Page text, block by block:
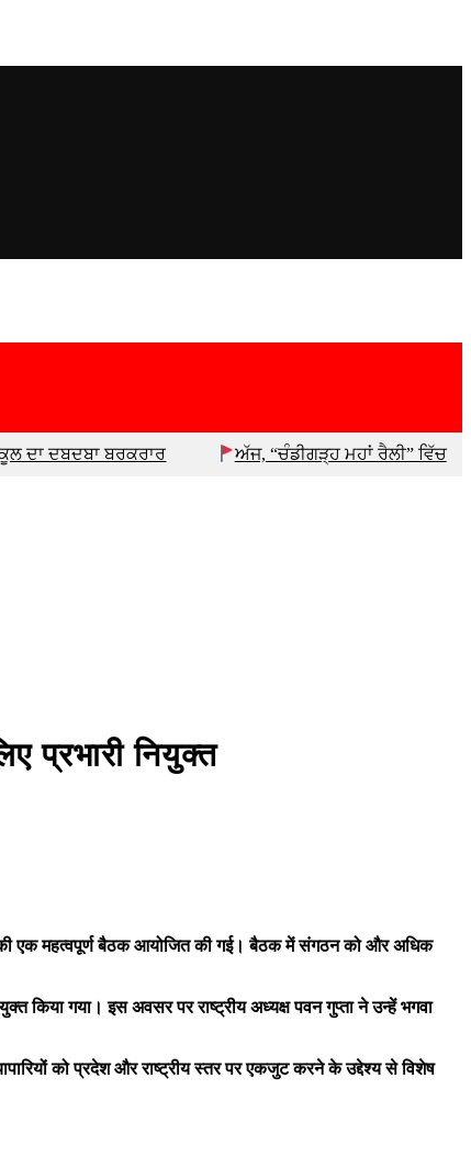
ਦਾ ਦਬਦਬਾ ਬਰਕਰਾਰ ਅੱਜ, “ਚੰਡੀਗੜ੍ਹ ਮਹਾਂ ਰੈਲੀ” ਵਿੱਚ
ਛੁੱਟੀ ਲੈ ਕੇ ਚੰਡੀਗੜ੍ਹ ਵੱਲ ਕੂਚ ਅੱਜ
प्रभारी नियुक्त
की एक महत्वपूर्ण बैठक आयोजित की गई। बैठक में संगठन को और अधिक
किया गया। इस अवसर पर राष्ट्रीय अध्यक्ष पवन गुप्ता ने उन्हें भगवा
को प्रदेश और राष्ट्रीय स्तर पर एकजुट करने के उद्देश्य से विशेष